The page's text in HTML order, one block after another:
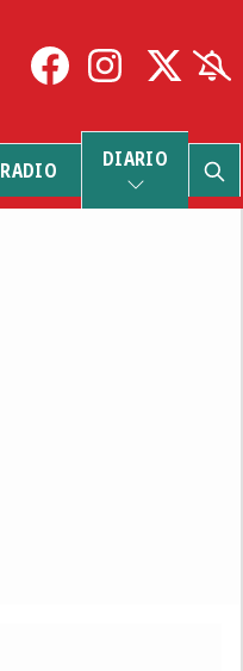
RADIO DIARIO